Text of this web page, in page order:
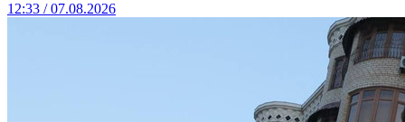
12:33 / 07.08.2026